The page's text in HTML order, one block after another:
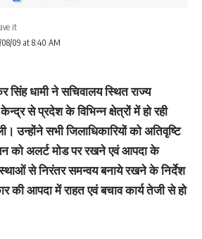
08/09 at 8:40 AM
सिंह धामी ने सचिवालय स्थित राज्य
से प्रदेश के विभिन्न क्षेत्रों में हो रही
उन्होंने सभी जिलाधिकारियों को अतिवृष्टि
को अलर्ट मोड पर रखने एवं आपदा के
से निरंतर समन्वय बनाये रखने के निर्देश
की आपदा में राहत एवं बचाव कार्य तेजी से हो